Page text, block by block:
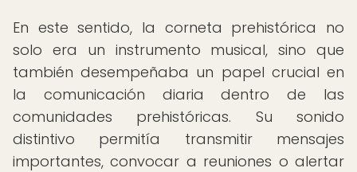
En este sentido, la corneta prehistórica no
solo era un instrumento musical, sino que
también desempeñaba un papel crucial en
la comunicación diaria dentro de las
comunidades prehistóricas. Su sonido
distintivo permitía transmitir mensajes
importantes, convocar a reuniones o alertar